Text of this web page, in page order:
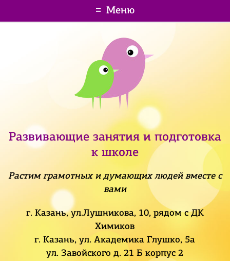
Меню
Развивающие занятия и подготовка
к школе
Растим грамотных и думающих людей вместе с
вами
г. Казань, ул.Лушникова, 10, рядом с ДК
Химиков
г. Казань, ул. Академика Глушко, 5а
ул. Завойского д. 21 Б корпус 2